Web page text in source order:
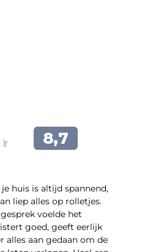
huis is altijd spannend,
liep alles op rolletjes.
voelde het
goed, geeft eerlijk
alles aan gedaan om de